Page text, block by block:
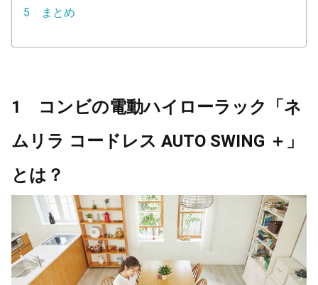
5 まとめ
1 コンビの電動ハイローラック「ネ
ムリラ コードレス AUTO SWING ＋」
とは？